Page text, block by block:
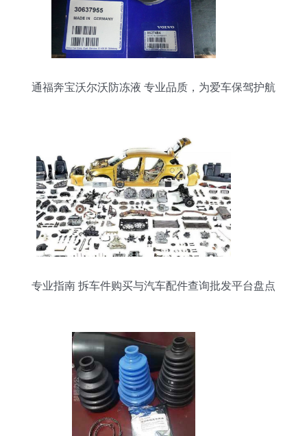
通福奔宝沃尔沃防冻液 专业品质，为爱车保驾护航
专业指南 拆车件购买与汽车配件查询批发平台盘点